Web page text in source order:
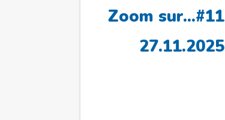
Zoom sur…#11
27.11.2025